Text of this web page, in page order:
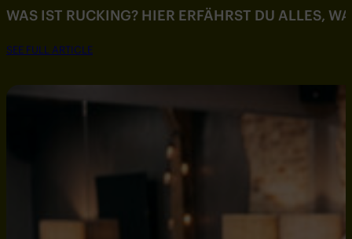
WAS IST RUCKING? HIER ERFÄHRST DU ALLES,
SEE FULL ARTICLE